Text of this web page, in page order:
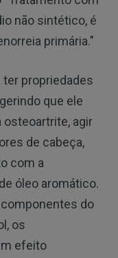
não sintético, é
primária."
propriedades
que ele
osteoartrite, agir
de cabeça,
com a
óleo aromático.
do
os
efeito